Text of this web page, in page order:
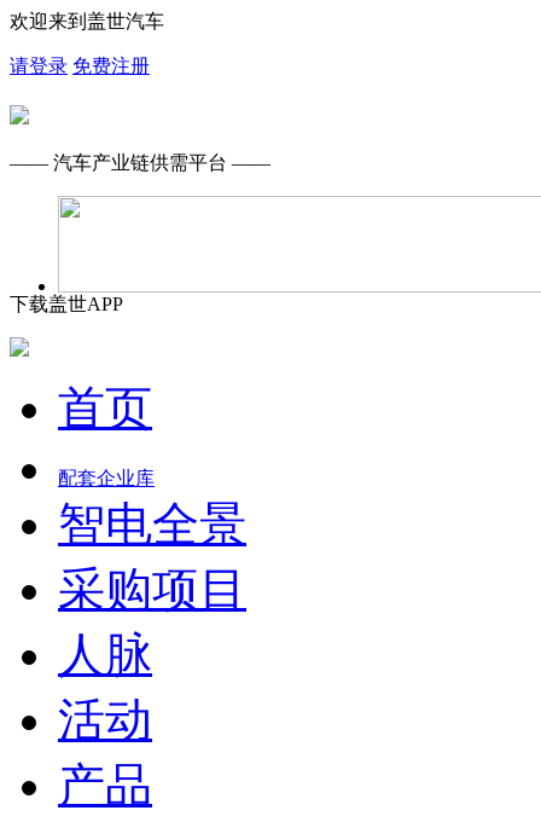
欢迎来到盖世汽车
请登录 免费注册
—— 汽车产业链供需平台 ——
下载盖世APP
首页
配套企业库
智电全景
采购项目
人脉
活动
产品